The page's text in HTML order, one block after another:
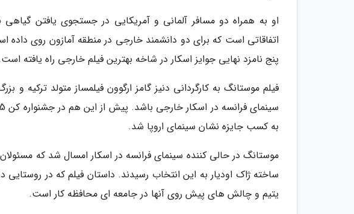
او به همراه دو مسافر آلمانی و آمریکایی در جستجوی یافتن
اتفاقاتی است که برای دو دانشمند خارجی در منطقه آمازون روی
پنج نامزد نهایی جوایز اسکار در شاخه بهترین فیلم خارجی راه یافته
فیلم موستانگ به کارگردانی دنیز گامز ارگوون فیلمساز متولد ترکیه و
به کسب جایزه نشان سینمای اروپا شد.
موستانگ در حالی کننده سینمای فرانسه در اسکار امسال شد که
ساخته ژاک اودیار به این انتخاب رسیدند. داستان فیلم که در روستایی
یتیم و چالش های پیش روی آنها در جامعه ای محافظه کار است.